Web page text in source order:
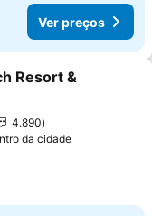
Ver preços
aos favoritos
Resort &
4.890
da cidade